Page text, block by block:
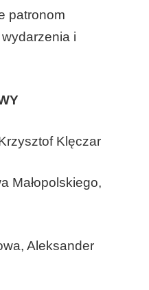
patronom
i
Klęczar
Małopolskiego,
Aleksander